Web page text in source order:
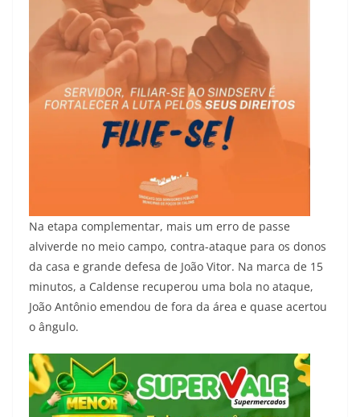
Na etapa complementar, mais um erro de passe
alviverde no meio campo, contra-ataque para os donos
da casa e grande defesa de João Vitor. Na marca de 15
minutos, a Caldense recuperou uma bola no ataque,
João Antônio emendou de fora da área e quase acertou
o ângulo.